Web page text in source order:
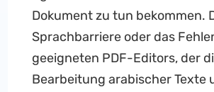
Dokument zu tun bekommen.
Sprachbarriere oder das
geeigneten PDF-Editors, der
Bearbeitung arabischer Texte